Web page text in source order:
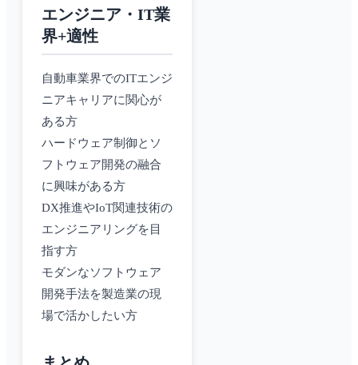
エンジニア・IT業
界+適性
自動車業界でのITエンジ
ニアキャリアに関心が
ある方
ハードウェア制御とソ
フトウェア開発の融合
に興味がある方
DX推進やIoT関連技術の
エンジニアリングを目
指す方
モダンなソフトウェア
開発手法を製造業の現
場で活かしたい方